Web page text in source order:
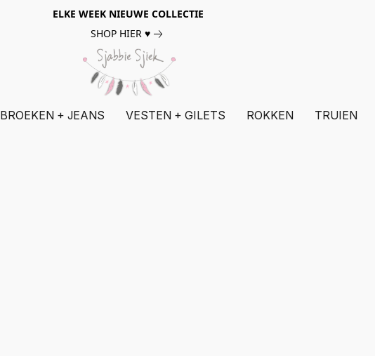
ELKE WEEK NIEUWE COLLECTIE
SHOP HIER ♥
BROEKEN + JEANS VESTEN + GILETS ROKKEN TRUIEN